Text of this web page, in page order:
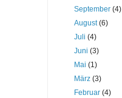
September(4)
August(6)
Juli(4)
Juni(3)
Mai(1)
März(3)
Februar(4)